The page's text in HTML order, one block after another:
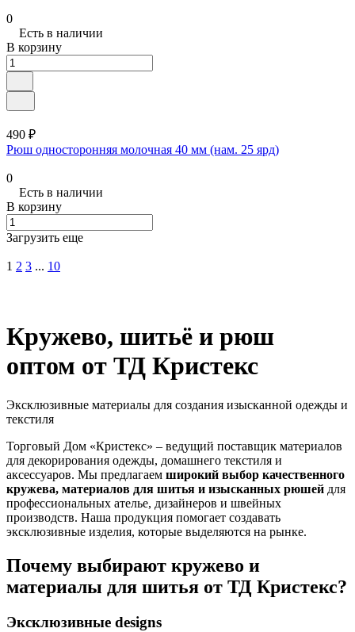
0
Есть в наличии
В корзину
490 ₽
Рюш односторонняя молочная 40 мм (нам. 25 ярд)
0
Есть в наличии
В корзину
Загрузить еще
1 2 3 ... 10
Кружево, шитьё и рюш
оптом от ТД Кристекс
Эксклюзивные материалы для создания изысканной одежды и
текстиля
Торговый Дом «Кристекс» – ведущий поставщик материалов
для декорирования одежды, домашнего текстиля и
аксессуаров. Мы предлагаем широкий выбор качественного
кружева, материалов для шитья и изысканных рюшей для
профессиональных ателье, дизайнеров и швейных
производств. Наша продукция помогает создавать
эксклюзивные изделия, которые выделяются на рынке.
Почему выбирают кружево и
материалы для шитья от ТД Кристекс?
Эксклюзивные designs